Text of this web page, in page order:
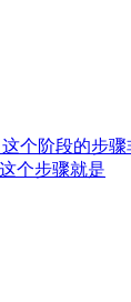
个阶段的步
个步骤就是